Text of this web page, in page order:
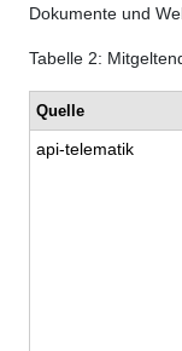
Dokumente und
Tabelle 2:
Quelle
api-telematik